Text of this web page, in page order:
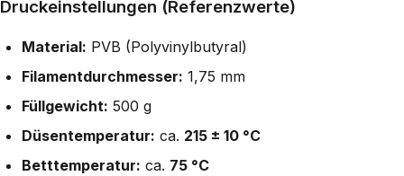
Druckeinstellungen (Referenzwerte)
Material: PVB (Polyvinylbutyral)
Filamentdurchmesser: 1,75 mm
Füllgewicht: 500 g
Düsentemperatur: ca. 215 ± 10 °C
Betttemperatur: ca. 75 °C